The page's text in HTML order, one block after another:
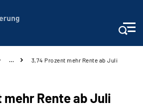
… 3,74 Prozent mehr Rente ab Juli
mehr Rente ab Juli